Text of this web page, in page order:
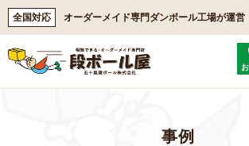
全国対応 オーダーメイド専門ダンボール工場が運営
事例